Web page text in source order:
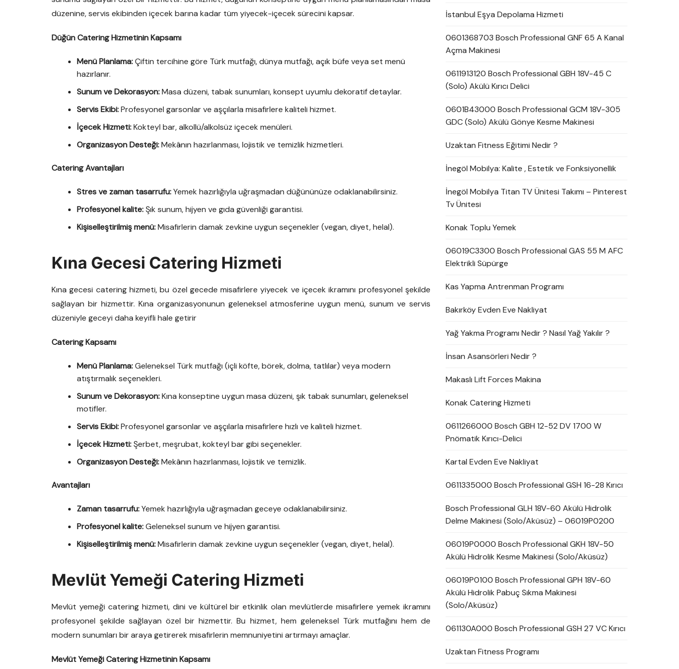
düzenine, servis ekibinden içecek barına kadar tüm yiyecek-içecek sürecini kapsar.
Düğün Catering Hizmetinin Kapsamı
Menü Planlama:Çiftin tercihine göre Türk mutfağı, dünya mutfağı, açık büfe veya set menü
hazırlanır.
Sunum ve Dekorasyon:Masa düzeni, tabak sunumları, konsept uyumlu dekoratif detaylar.
Servis Ekibi:Profesyonel garsonlar ve aşçılarla misafirlere kaliteli hizmet.
İçecek Hizmeti:Kokteyl bar, alkollü/alkolsüz içecek menüleri.
Organizasyon Desteği:Mekânın hazırlanması, lojistik ve temizlik hizmetleri.
Catering Avantajları
Stres ve zaman tasarrufu:Yemek hazırlığıyla uğraşmadan düğününüze odaklanabilirsiniz.
Profesyonel kalite:Şık sunum, hijyen ve gıda güvenliği garantisi.
Kişiselleştirilmiş menü:Misafirlerin damak zevkine uygun seçenekler (vegan, diyet, helal).
Kına Gecesi Catering Hizmeti
Kına gecesi catering hizmeti, bu özel gecede misafirlere yiyecek ve içecek ikramını profesyonel şekilde
sağlayan bir hizmettir. Kına organizasyonunun geleneksel atmosferine uygun menü, sunum ve servis
düzeniyle geceyi daha keyifli hale getirir
Catering Kapsamı
Menü Planlama:Geleneksel Türk mutfağı (içli köfte, börek, dolma, tatlılar) veya modern
atıştırmalık seçenekleri.
Sunum ve Dekorasyon:Kına konseptine uygun masa düzeni, şık tabak sunumları, geleneksel
motifler.
Servis Ekibi:Profesyonel garsonlar ve aşçılarla misafirlere hızlı ve kaliteli hizmet.
İçecek Hizmeti:Şerbet, meşrubat, kokteyl bar gibi seçenekler.
Organizasyon Desteği:Mekânın hazırlanması, lojistik ve temizlik.
Avantajları
Zaman tasarrufu:Yemek hazırlığıyla uğraşmadan geceye odaklanabilirsiniz.
Profesyonel kalite:Geleneksel sunum ve hijyen garantisi.
Kişiselleştirilmiş menü:Misafirlerin damak zevkine uygun seçenekler (vegan, diyet, helal).
Mevlüt Yemeği Catering Hizmeti
Mevlüt yemeği catering hizmeti, dini ve kültürel bir etkinlik olan mevlütlerde misafirlere yemek ikramını
profesyonel şekilde sağlayan özel bir hizmettir. Bu hizmet, hem geleneksel Türk mutfağını hem de
modern sunumları bir araya getirerek misafirlerin memnuniyetini artırmayı amaçlar.
Mevlüt Yemeği Catering Hizmetinin Kapsamı
İstanbul Eşya Depolama Hizmeti
0601368703 Bosch Professional GNF 65 A Kanal
Açma Makinesi
0611913120 Bosch Professional GBH 18V-45 C
(Solo) Akülü Kırıcı Delici
0601B43000 Bosch Professional GCM 18V-305
GDC (Solo) Akülü Gönye Kesme Makinesi
Uzaktan Fitness Eğitimi Nedir ?
İnegöl Mobilya: Kalite , Estetik ve Fonksiyonellik
İnegöl Mobilya Titan TV Ünitesi Takımı – Pinterest
Tv Ünitesi
Konak Toplu Yemek
06019C3300 Bosch Professional GAS 55 M AFC
Elektrikli Süpürge
Kas Yapma Antrenman Programı
Bakırköy Evden Eve Nakliyat
Yağ Yakma Programı Nedir ? Nasıl Yağ Yakılır ?
İnsan Asansörleri Nedir ?
Makaslı Lift Forces Makina
Konak Catering Hizmeti
0611266000 Bosch GBH 12-52 DV 1700 W
Pnömatik Kırıcı-Delici
Kartal Evden Eve Nakliyat
0611335000 Bosch Professional GSH 16-28 Kırıcı
Bosch Professional GLH 18V-60 Akülü Hidrolik
Delme Makinesi (Solo/Aküsüz) – 06019P0200
06019P0000 Bosch Professional GKH 18V-50
Akülü Hidrolik Kesme Makinesi (Solo/Aküsüz)
06019P0100 Bosch Professional GPH 18V-60
Akülü Hidrolik Pabuç Sıkma Makinesi
(Solo/Aküsüz)
061130A000 Bosch Professional GSH 27 VC Kırıcı
Uzaktan Fitness Programı